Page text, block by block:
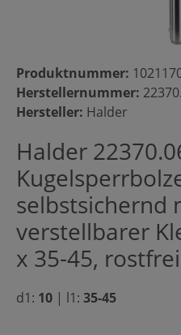
Produktnummer:
Herstellernummer:
Hersteller: Halder
Halder
selbstsichernd
verstellbarer
x 35-45,
d1: 10 | l1: 35-45